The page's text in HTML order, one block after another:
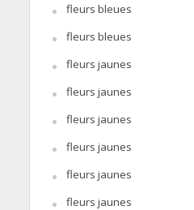
fleurs bleues
fleurs bleues
fleurs jaunes
fleurs jaunes
fleurs jaunes
fleurs jaunes
fleurs jaunes
fleurs jaunes